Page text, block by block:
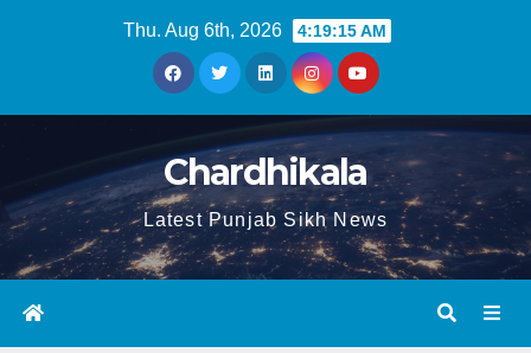
Thu. Aug 6th, 2026 4:19:15 AM
Chardhikala
Latest Punjab Sikh News